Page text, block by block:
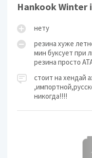
Hankook Winter
нету
резина хуже
мин буксует при
резина просто
стоит на хендай
никогда!!!!